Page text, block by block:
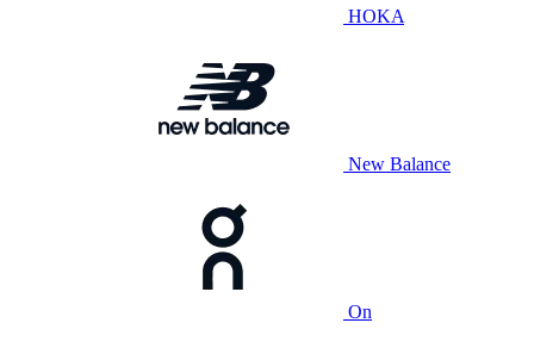
HOKA
New Balance
On